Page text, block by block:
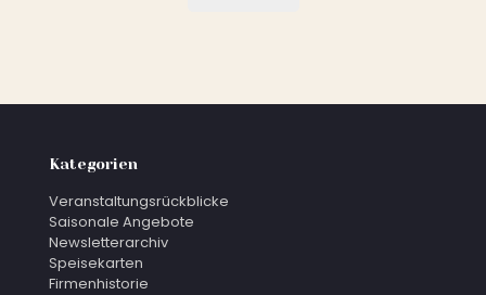
Kategorien
Veranstaltungsrückblicke
Saisonale Angebote
Newsletterarchiv
Speisekarten
Firmenhistorie